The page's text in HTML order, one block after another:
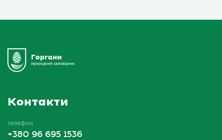
Контакти
телефон
+380 96 695 1536